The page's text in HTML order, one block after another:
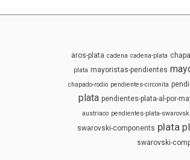
aros-plata cadena cadena-plata
plata mayoristas-pendientes
chapado-rodio pendientes-circonita
plata pendientes-plata-al-por-
austriaco pendientes-plata-
swarovski-components plata
swarovski-